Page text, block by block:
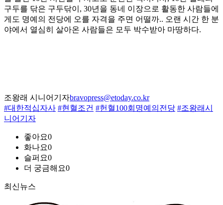
구두를 닦은 구두닦이, 30년을 동네 이장으로 활동한 사람들에
게도 명예의 전당에 오를 자격을 주면 어떨까.. 오랜 시간 한 분
야에서 열심히 살아온 사람들은 모두 박수받아 마땅하다.
조왕래 시니어기자bravopress@etoday.co.kr
#대한적십자사 #현혈조건 #헌혈100회명예의전당 #조왕래시
니어기자
좋아요0
화나요0
슬퍼요0
더 궁금해요0
최신뉴스